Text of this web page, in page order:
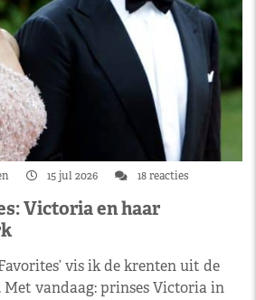
15 jul 2026 18 reacties
Victoria en haar
vis ik de krenten uit de
Met vandaag: prinses Victoria in